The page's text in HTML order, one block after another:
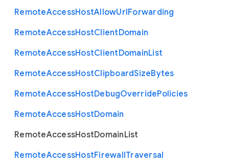
RemoteAccessHostAllowUrlForwarding
RemoteAccessHostClientDomain
RemoteAccessHostClientDomainList
RemoteAccessHostClipboardSizeBytes
RemoteAccessHostDebugOverridePolicies
RemoteAccessHostDomain
RemoteAccessHostDomainList
RemoteAccessHostFirewallTraversal